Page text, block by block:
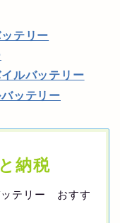
テリー
ルバッテリー
ッテリー
納税
テリー おすす